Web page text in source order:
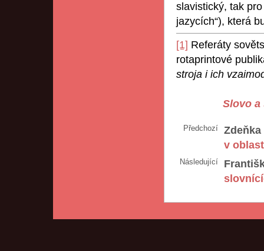
slavistický, tak
jazycích“), která
[1] Referáty
rotaprintové
stroja i ich
Slovo a
Předchozí
v
Následující